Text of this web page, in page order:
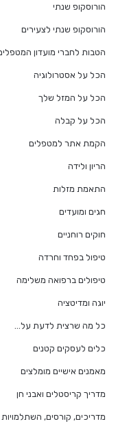
הורוסקופ שנתי
הורוסקופ שנתי לצעירים
הטבות לחברי מועדון
הכל על אסטרולוגיה
הכל על המזל שלך
הכל על קבלה
הקמת אתר למטפלים
הריון ולידה
התאמת מזלות
חגים ומועדים
חוקים רוחניים
טיפול בפחד וחרדה
טיפולים ברפואה משלימה
יוגה ומדיטציה
כל מה שרצית לדעת על…
כלים לעסקים קטנים
מאמנים אישיים מומלצים
מדריך קריסטלים ואבני חן
מדריכים, קורסים,